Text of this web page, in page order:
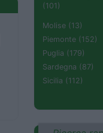
(101)
Molise (13)
Piemonte (152)
Puglia (179)
Sardegna (87)
Sicilia (112)